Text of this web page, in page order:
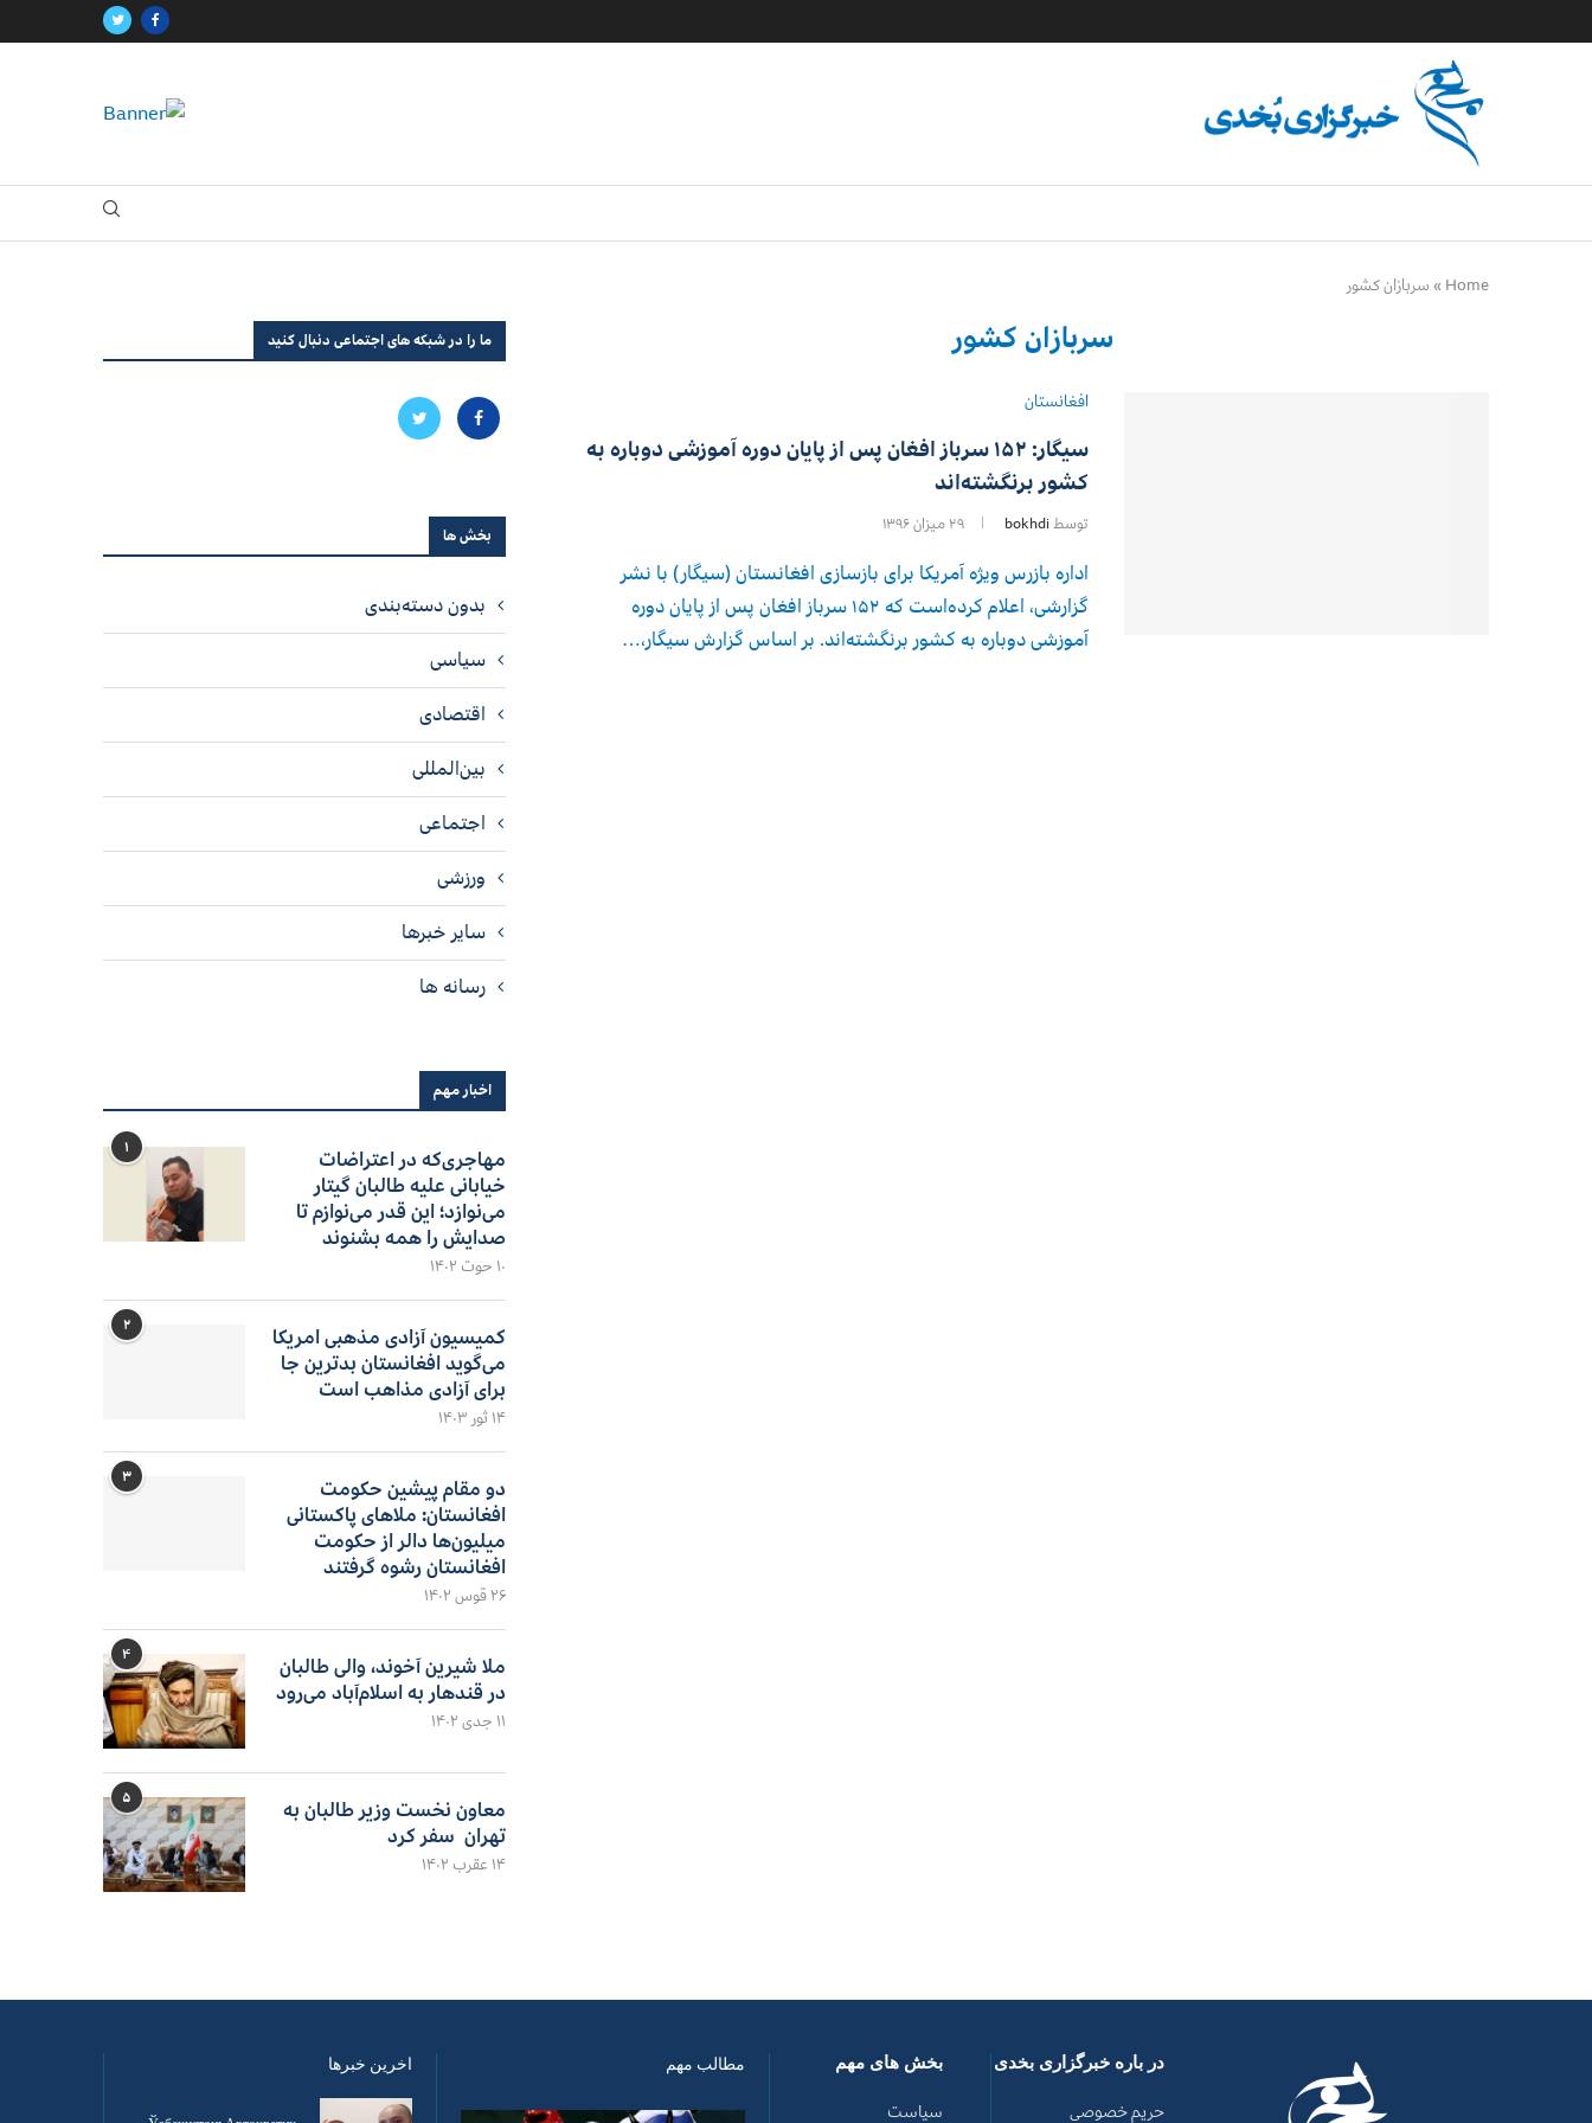
Home
» سربازان کشور
سربازان کشور
افغانستان
سیگار: ۱۵۲ سرباز افغان پس از پایان دوره آموزشی دوباره به
کشور برنگشته‌اند
توسط bokhdi ۲۹ میزان ۱۳۹۶
اداره بازرس ویژه آمریکا برای بازسازی افغانستان (سیگار) با نشر
گزارشی، اعلام کرده‌است که ۱۵۲ سرباز افغان پس از پایان دوره
آموزشی دوباره به کشور برنگشته‌اند. بر اساس گزارش سیگار،…
ما را در شبکه های اجتماعی دنبال کنید
بخش ها
بدون دسته‌بندی
سیاسی
اقتصادی
بین‌المللی
اجتماعی
ورزشی
سایر خبرها
رسانه ها
اخبار مهم
۱
مهاجری‌که در اعتراضات
خیابانی علیه طالبان گیتار
می‌نوازد؛ این قدر می‌نوازم تا
صدایش را همه بشنوند
۱۰ حوت ۱۴۰۲
۲
کمیسیون آزادی مذهبی امریکا
می‌گوید افغانستان بدترین جا
برای آزادی مذاهب است
۱۴ ثور ۱۴۰۳
۳
دو مقام پیشین حکومت
افغانستان: ملاهای پاکستانی
میلیون‌ها دالر از حکومت
افغانستان رشوه گرفتند
۲۶ قوس ۱۴۰۲
۴
ملا شیرین آخوند، والی طالبان
در قندهار به اسلام‌آباد می‌رود
۱۱ جدی ۱۴۰۲
۵
معاون نخست وزیر طالبان به
تهران سفر کرد
۱۴ عقرب ۱۴۰۲
در باره خبرگزاری بخدی
حریم خصوصی
بخش های مهم
سیاست
مطالب مهم اخرین خبرها